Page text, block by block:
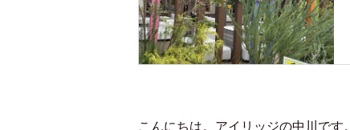
こんにちは。アイリッジの中川です。